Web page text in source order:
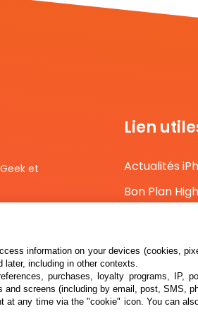
et
Lien
Actualités
Bon Plan
information on your devices (cookies,
later, including in other contexts.
purchases, loyalty programs,
screens (including by email, post, SMS,
at any time via the "cookie" icon. You can